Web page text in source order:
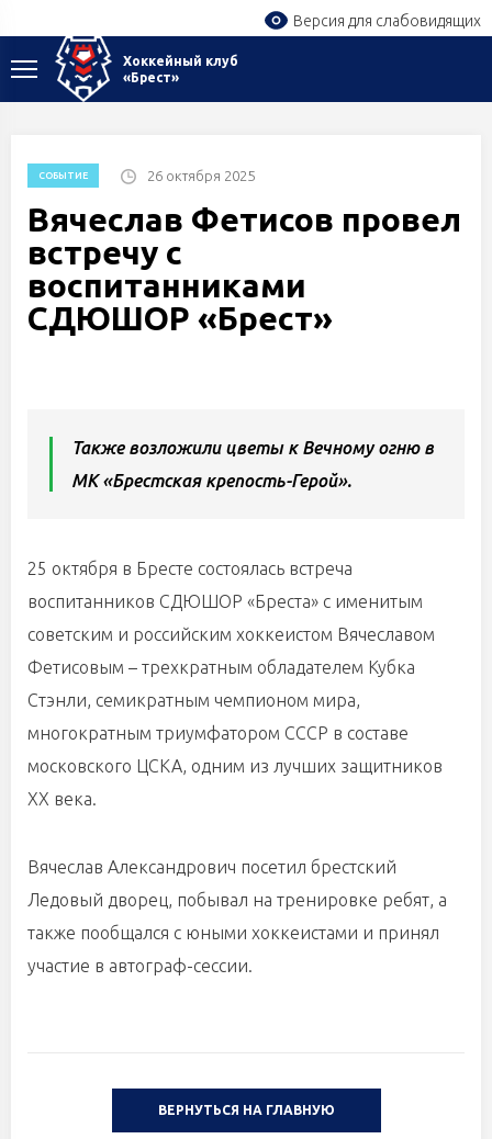
Версия для слабовидящих
Хоккейный клуб
«Брест»
СОБЫТИЕ 26 октября 2025
Вячеслав Фетисов провел
встречу с
воспитанниками
СДЮШОР «Брест»
Также возложили цветы к Вечному огню в
МК «Брестская крепость-Герой».
25 октября в Бресте состоялась встреча
воспитанников СДЮШОР «Бреста» с именитым
советским и российским хоккеистом Вячеславом
Фетисовым – трехкратным обладателем Кубка
Стэнли, семикратным чемпионом мира,
многократным триумфатором СССР в составе
московского ЦСКА, одним из лучших защитников
XX века.
Вячеслав Александрович посетил брестский
Ледовый дворец, побывал на тренировке ребят, а
также пообщался с юными хоккеистами и принял
участие в автограф-сессии.
ВЕРНУТЬСЯ НА ГЛАВНУЮ